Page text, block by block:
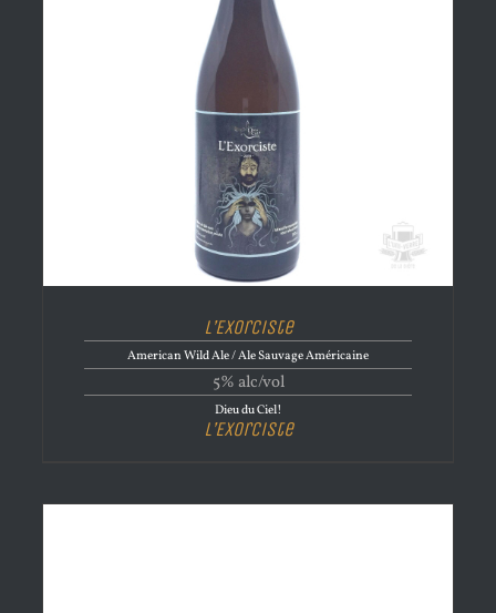
L’Exorciste
American Wild Ale / Ale Sauvage Américaine
5% alc/vol
Dieu du Ciel!
L’Exorciste